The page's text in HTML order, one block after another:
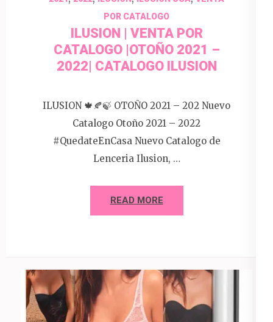
POR CATALOGO
ILUSION | VENTA POR
CATALOGO |OTOÑO 2021 –
2022| CATALOGO ILUSION
ILUSION 🍁🍂🍃 OTOÑO 2021 – 202 Nuevo
Catalogo Otoño 2021 – 2022
#QuedateEnCasa Nuevo Catalogo de
Lenceria Ilusion, …
READ MORE